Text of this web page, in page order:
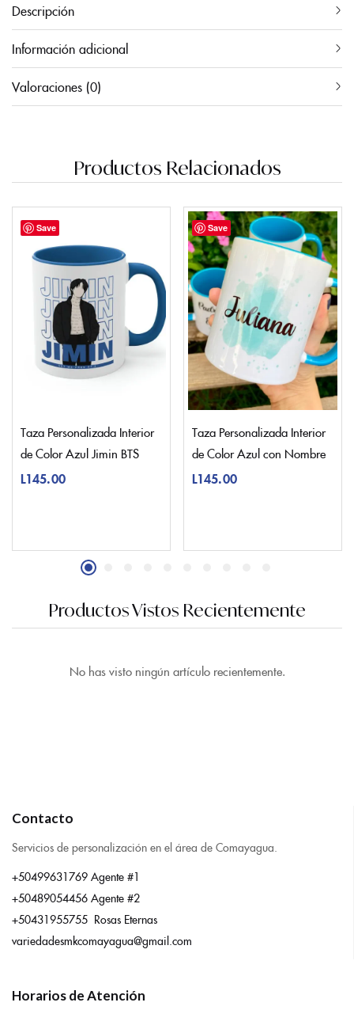
Descripción
Información adicional
Valoraciones (0)
Productos Relacionados
Save
Taza Personalizada Interior
de Color Azul Jimin BTS
L145.00
Save
Taza Personalizada Interior
de Color Azul con Nombre
L145.00
Productos Vistos Recientemente
No has visto ningún artículo recientemente.
Contacto
Servicios de personalización en el área de Comayagua.
+50499631769 Agente #1
+50489054456 Agente #2
+50431955755 Rosas Eternas
variedadesmkcomayagua@gmail.com
Horarios de Atención